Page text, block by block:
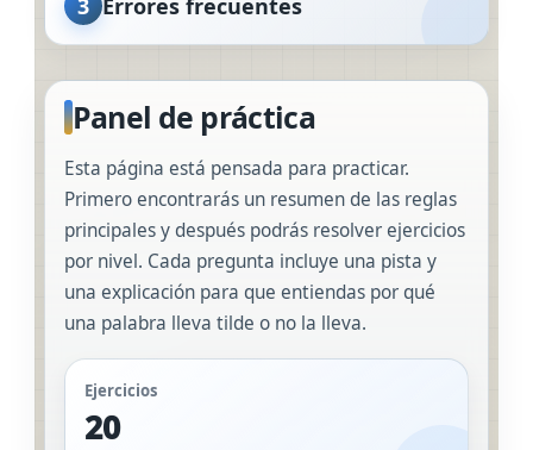
Errores frecuentes
Panel de práctica
Esta página está pensada para practicar.
Primero encontrarás un resumen de las reglas
principales y después podrás resolver ejercicios
por nivel. Cada pregunta incluye una pista y
una explicación para que entiendas por qué
una palabra lleva tilde o no la lleva.
Ejercicios
20